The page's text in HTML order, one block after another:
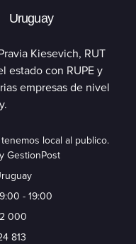
Uruguay
Kiesevich, RUT
estado con RUPE y
empresas de nivel
local al publico.
GestionPost
- 19:00
000
813